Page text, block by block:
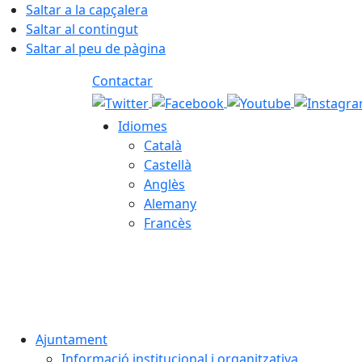
Saltar a la capçalera
Saltar al contingut
Saltar al peu de pàgina
Contactar
Idiomes
Català
Castellà
Anglès
Alemany
Francès
Ajuntament